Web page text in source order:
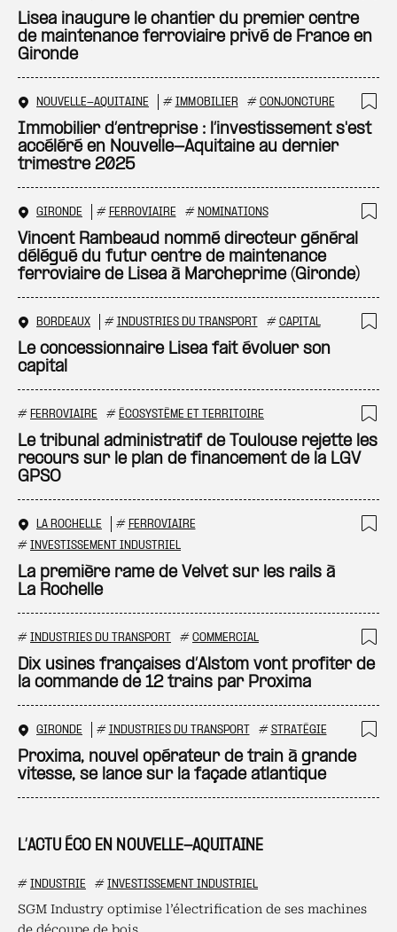
L’ACTU ÉCO EN NOUVELLE-AQUITAINE
# INDUSTRIE # INVESTISSEMENT INDUSTRIEL
SGM Industry optimise l’électrification de ses machines
Lisea inaugure le chantier du premier centre
de maintenance ferroviaire privé de France en
Gironde
NOUVELLE-AQUITAINE # IMMOBILIER # CONJONCTURE
Immobilier d’entreprise : l’investissement s'est
accéléré en Nouvelle-Aquitaine au dernier
trimestre 2025
GIRONDE # FERROVIAIRE # NOMINATIONS
Vincent Rambeaud nommé directeur général
délégué du futur centre de maintenance
ferroviaire de Lisea à Marcheprime (Gironde)
BORDEAUX # INDUSTRIES DU TRANSPORT # CAPITAL
Le concessionnaire Lisea fait évoluer son
capital
# FERROVIAIRE # ÉCOSYSTÈME ET TERRITOIRE
Le tribunal administratif de Toulouse rejette les
recours sur le plan de financement de la LGV
GPSO
LA ROCHELLE # FERROVIAIRE
# INVESTISSEMENT INDUSTRIEL
La première rame de Velvet sur les rails à
La Rochelle
# INDUSTRIES DU TRANSPORT # COMMERCIAL
Dix usines françaises d’Alstom vont profiter de
la commande de 12 trains par Proxima
GIRONDE # INDUSTRIES DU TRANSPORT # STRATÉGIE
Proxima, nouvel opérateur de train à grande
vitesse, se lance sur la façade atlantique